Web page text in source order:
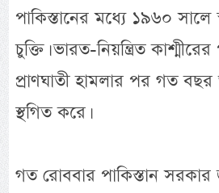
পাকিস্তানের মধ্যে ১৯৬০ সালে
চুক্তি। ভারত-নিয়ন্ত্রিত
প্রাণঘাতী হামলার পর গত
স্থগিত করে।
গত রোববার পাকিস্তান সরকার